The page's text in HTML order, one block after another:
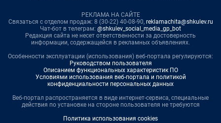
РЕКЛАМА НА САЙТЕ
Связаться с отделом продаж: 8 (30-22) 40-08-90, reklamachita@shkulev.ru
Чат-бот в телеграм: @shkulev_social_media_gp_bot
Редакция сайта не несет ответственности за достоверность
информации, содержащейся в рекламных объявлениях.
Особенности эксплуатации (использования) веб-портала регулируются:
Руководством пользователя
Описанием функциональных характеристик ПО
Условиями использования веб-портала и политикой
конфиденциальности персональных данных
Веб-портал распространяется в виде интернет-сервиса, специальные
действия по установке на стороне пользователя не требуются
Политика использования cookies